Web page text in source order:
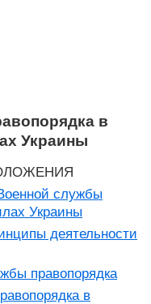
в
Украины
службы
Украины
деятельности
правопорядка
в